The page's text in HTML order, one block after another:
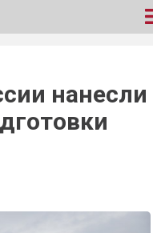
нанесли